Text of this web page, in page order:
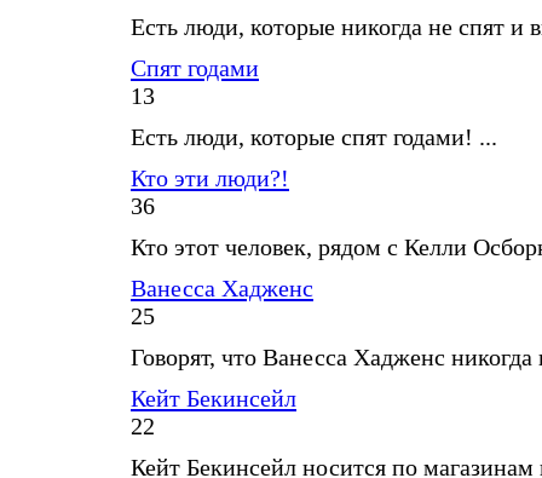
Есть люди, которые никогда не спят и
Спят годами
13
Есть люди, которые спят годами! ...
Кто эти люди?!
36
Кто этот человек, рядом с Келли
Ванесса Хадженс
25
Говорят, что Ванесса Хадженс никогда
Кейт Бекинсейл
22
Кейт Бекинсейл носится по